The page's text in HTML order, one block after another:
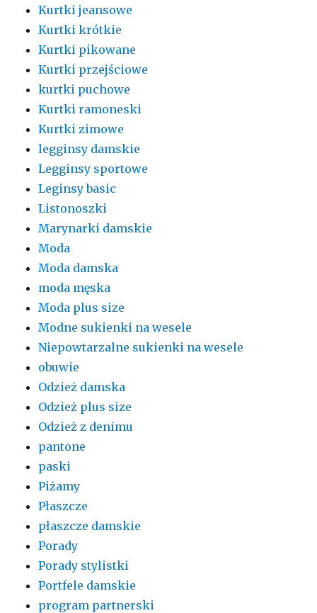
Kurtki jeansowe
Kurtki krótkie
Kurtki pikowane
Kurtki przejściowe
kurtki puchowe
Kurtki ramoneski
Kurtki zimowe
legginsy damskie
Legginsy sportowe
Leginsy basic
Listonoszki
Marynarki damskie
Moda
Moda damska
moda męska
Moda plus size
Modne sukienki na wesele
Niepowtarzalne sukienki na wesele
obuwie
Odzież damska
Odzież plus size
Odzież z denimu
pantone
paski
Piżamy
Płaszcze
płaszcze damskie
Porady
Porady stylistki
Portfele damskie
program partnerski